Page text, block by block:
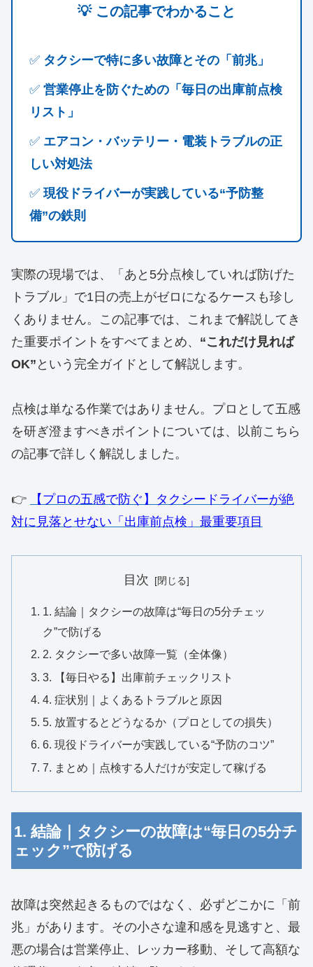
💡 この記事でわかること
✅ タクシーで特に多い故障とその「前兆」
✅ 営業停止を防ぐための「毎日の出庫前点検
リスト」
✅ エアコン・バッテリー・電装トラブルの正
しい対処法
✅ 現役ドライバーが実践している“予防整
備”の鉄則
実際の現場では、「あと5分点検していれば防げた
トラブル」で1日の売上がゼロになるケースも珍し
くありません。この記事では、これまで解説してき
た重要ポイントをすべてまとめ、 “これだけ見れば
OK” という完全ガイドとして解説します。
​点検は単なる作業ではありません。プロとして五感
を研ぎ澄ますべきポイントについては、以前こちら
の記事で詳しく解説しました。
👉
【プロの五感で防ぐ】タクシードライバーが絶
対に見落とせない「出庫前点検」最重要項目
目次
1. 結論｜タクシーの故障は“毎日の5分チェッ
ク”で防げる
2. タクシーで多い故障一覧（全体像）
3. 【毎日やる】出庫前チェックリスト
4. 症状別｜よくあるトラブルと原因
5. 放置するとどうなるか（プロとしての損失）
6. 現役ドライバーが実践している“予防のコツ”
7. まとめ｜点検する人だけが安定して稼げる
1. 結論｜タクシーの故障は“毎日の5分チ
ェック”で防げる
故障は突然起きるものではなく、必ずどこかに「前
兆」があります。その小さな違和感を見逃すと、最
悪の場合は営業停止、レッカー移動、そして高額な